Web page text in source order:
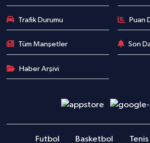
Trafik Durumu Puan
Tüm Manşetler Son
Haber Arşivi
Futbol Basketbol Tenis